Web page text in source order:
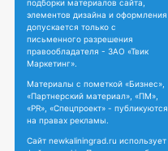
подборки материалов сайта,
элементов дизайна и оформления
допускается только с
письменного разрешения
правообладателя - ЗАО «Твик
Маркетинг».
Материалы с пометкой «Бизнес»,
«Партнерский материал», «ПМ»,
«PR», «Спецпроект» - публикуются
на правах рекламы.
Сайт newkaliningrad.ru использует